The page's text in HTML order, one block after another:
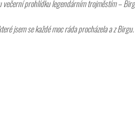
večerní prohlídku legendárním trojměstím –
jsem se každé moc ráda procházela a z Birgu.
o.p.s.